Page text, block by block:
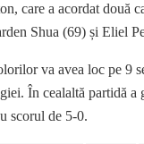
care a acordat două
Shua (69) și Eliel
va avea loc pe 9
În cealaltă partidă a
scorul de 5-0.